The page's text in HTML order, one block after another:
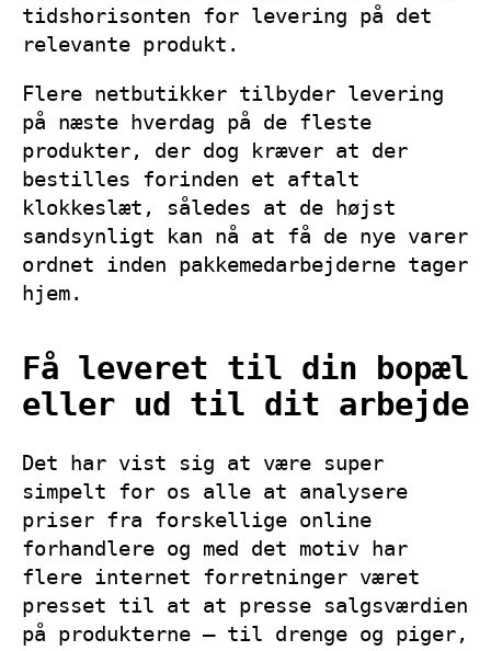
tidshorisonten for levering på det
relevante produkt.
Flere netbutikker tilbyder levering
på næste hverdag på de fleste
produkter, der dog kræver at der
bestilles forinden et aftalt
klokkeslæt, således at de højst
sandsynligt kan nå at få de nye varer
ordnet inden pakkemedarbejderne tager
hjem.
Få leveret til din bopæl
eller ud til dit arbejde
Det har vist sig at være super
simpelt for os alle at analysere
priser fra forskellige online
forhandlere og med det motiv har
flere internet forretninger været
presset til at at presse salgsværdien
på produkterne – til drenge og piger,